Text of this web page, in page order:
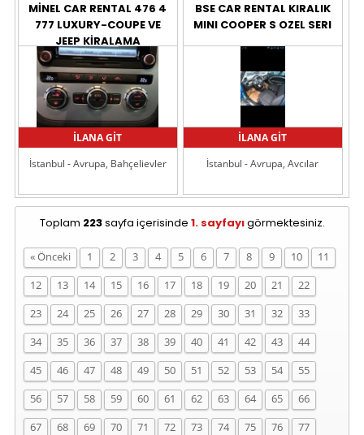
MİNEL CAR RENTAL 476 4
777 LUXURY-COUPE VE
JEEP KİRALAMA
İLANA GİT
İstanbul - Avrupa, Bahçelievler
BSE CAR RENTAL KIRALIK
MINI COOPER S OZEL SERI
İLANA GİT
İstanbul - Avrupa, Avcılar
Toplam 223sayfa içerisinde 1. sayfayıgörmektesiniz.
« Önceki 1 2 3 4 5 6 7 8 9 10
11
12
13 14 15 16 17 18 19 20 21
22
23
24 25 26 27 28 29 30 31 32
33
34
35 36 37 38 39 40 41 42 43
44
45
46 47 48 49 50 51 52 53 54
55
56
57 58 59 60 61 62 63 64 65
66
67
68 69 70 71 72 73 74 75 76
77